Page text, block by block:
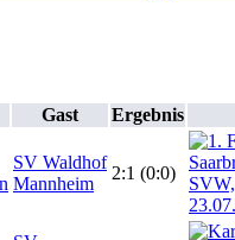
Gast Ergebnis
SV Waldhof
Mannheim
2:1 (0:0)